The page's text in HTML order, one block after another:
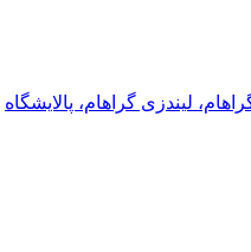
لیندزی گراهام، پالایشگاه